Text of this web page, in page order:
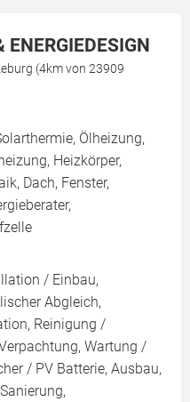
(4km von 23909
Ölheizung,
Heizkörper,
Dach, Fenster,
/ Einbau,
Abgleich,
Reinigung /
Wartung /
/ PV Batterie, Ausbau,